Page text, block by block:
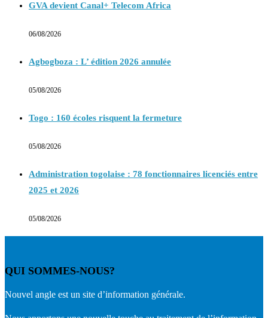
GVA devient Canal+ Telecom Africa
06/08/2026
Agbogboza : L’ édition 2026 annulée
05/08/2026
Togo : 160 écoles risquent la fermeture
05/08/2026
Administration togolaise : 78 fonctionnaires licenciés entre
2025 et 2026
05/08/2026
QUI SOMMES-NOUS?
Nouvel angle est un site d’information générale.